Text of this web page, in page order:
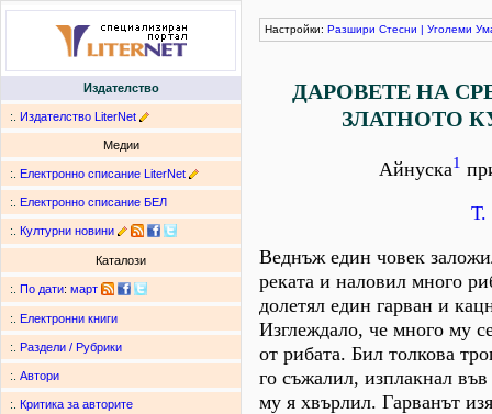
Издателство
:. Издателство LiterNet
Медии
:. Електронно списание LiterNet
:. Електронно списание БЕЛ
:. Културни новини
Каталози
:. По дати: март
:. Електронни книги
:. Раздели / Рубрики
:. Автори
:. Критика за авторите
Настройки: Разшири Стесни | Уголеми
ДАРОВЕТЕ НА
ЗЛАТНОТО
Айнуска1
Т.
Веднъж един човек
реката и нaловил много
долетял един гарван и
Изглеждало, че много му
от рибата. Бил толкова
го съжалил, изплакнал
му я хвърлил. Гарванът